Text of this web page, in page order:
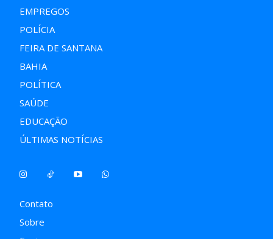
EMPREGOS
POLÍCIA
FEIRA DE SANTANA
BAHIA
POLÍTICA
SAÚDE
EDUCAÇÃO
ÚLTIMAS NOTÍCIAS
Contato
Sobre